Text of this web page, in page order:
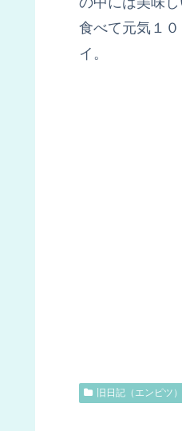
食べて元気１
イ。
旧日記（エンピツ）